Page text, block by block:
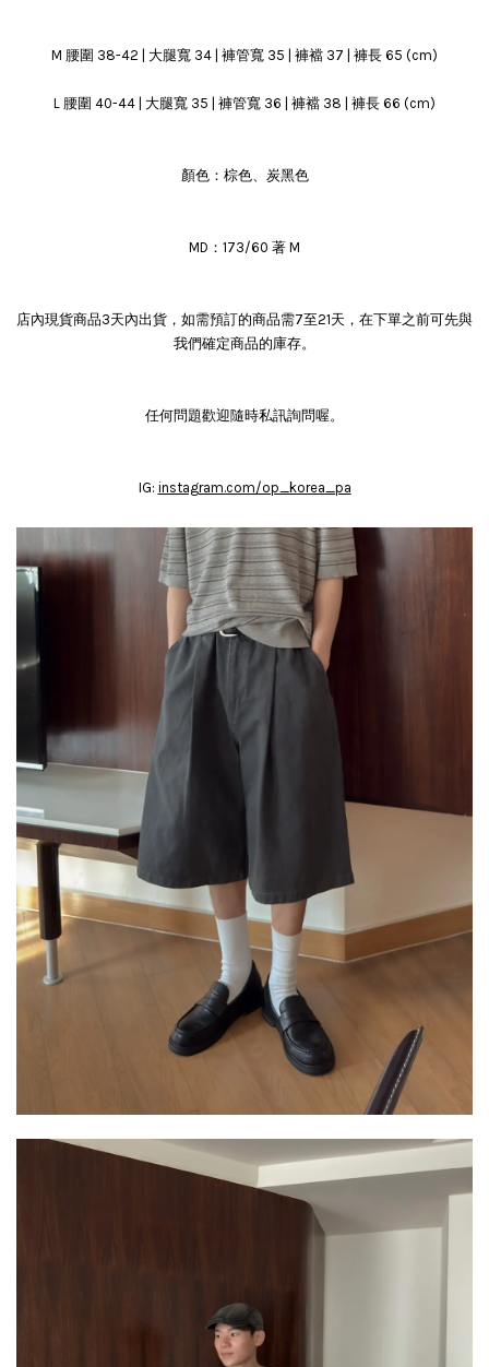
M 腰圍 38-42 | 大腿寬 34 | 褲管寬 35 | 褲襠 37 | 褲長 65 (cm)
L 腰圍 40-44 | 大腿寬 35 | 褲管寬 36 | 褲襠 38 | 褲長 66 (cm)
顏色：棕色、炭黑色
MD：173/60 著 M
店內現貨商品3天內出貨，如需預訂的商品需7至21天，在下單之前可先與
我們確定商品的庫存。
任何問題歡迎隨時私訊詢問喔。
IG: instagram.com/op_korea_pa